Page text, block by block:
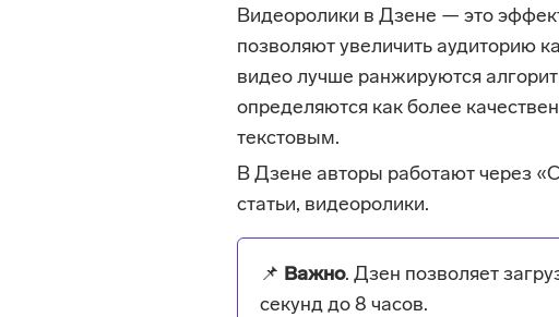
Видеоролики в Дзене — это
позволяют увеличить аудиторию
видео лучше ранжируются
определяются как более
текстовым.
В Дзене авторы работают через
статьи, видеоролики.
📌 Важно. Дзен позволяет
секунд до 8 часов.